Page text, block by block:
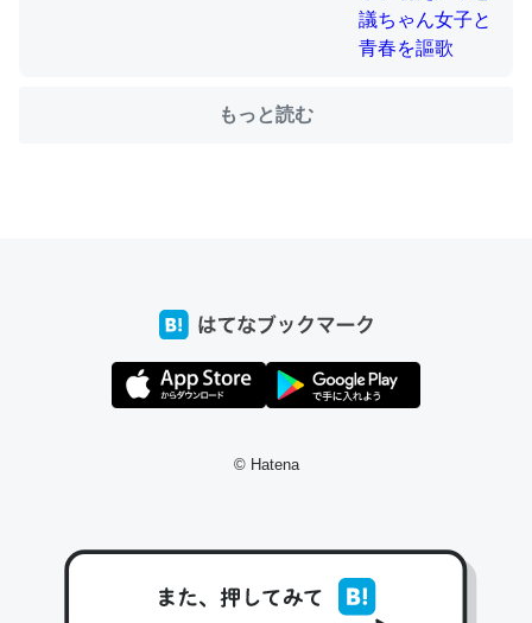
https://toyoshi.hatenablog.com/entry/2019/05/15/1805
で、気になる場合はにんにくだけ加熱してから加えたりガ
ーリックパウダーで代用してもいいかも。
─野菜が止まらなくなる南フランス発祥の万能ソース「アイオリソ
ース」の作り方をビストロ居酒屋のシェフに聞いてみた - メシ通 | ホ
ットペッパーグルメ
スペインにもアリオリソースがあり、それも美味しいんだ
けど、読み方が違うだけで同じものを指すのか、また違う
もっと読む
© Hatena